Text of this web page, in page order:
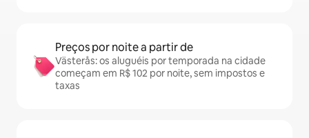
Preços por noite a partir de
Västerås: os aluguéis por temporada na cidade
começam em R$ 102 por noite, sem impostos e
taxas